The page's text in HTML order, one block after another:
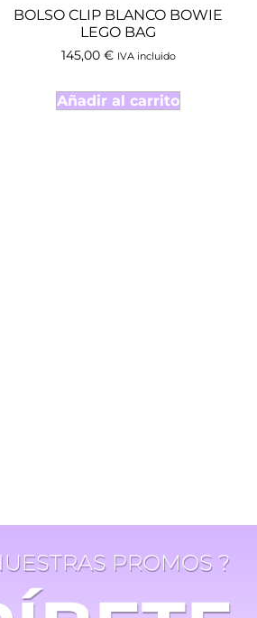
BOLSO CLIP BLANCO BOWIE
LEGO BAG
145,00 € IVA incluido
Añadir al carrito
PROMOS ?